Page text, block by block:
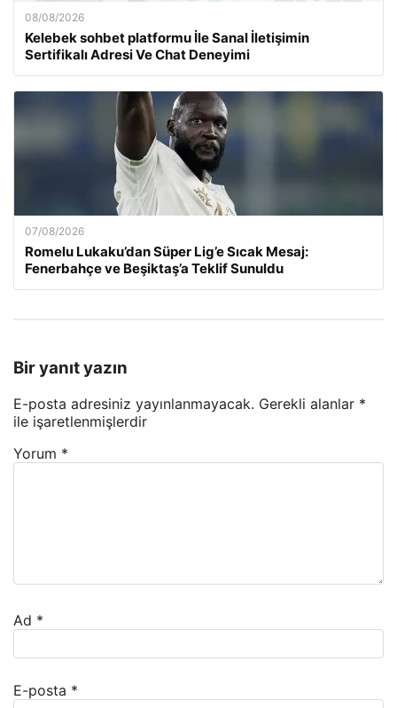
08/08/2026
Kelebek sohbet platformu İle Sanal İletişimin
Sertifikalı Adresi Ve Chat Deneyimi
07/08/2026
Romelu Lukaku’dan Süper Lig’e Sıcak Mesaj:
Fenerbahçe ve Beşiktaş’a Teklif Sunuldu
Bir yanıt yazın
E-posta adresiniz yayınlanmayacak. Gerekli alanlar *
ile işaretlenmişlerdir
Yorum *
Ad *
E-posta *